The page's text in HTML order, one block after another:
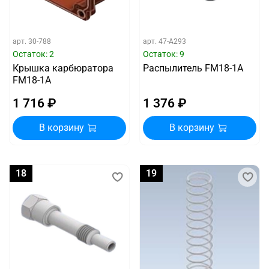
арт. 30-788
Остаток: 2
Крышка карбюратора
FM18-1A
1 716 ₽
В корзину
арт. 47-A293
Остаток: 9
Распылитель FM18-1A
1 376 ₽
В корзину
18 19